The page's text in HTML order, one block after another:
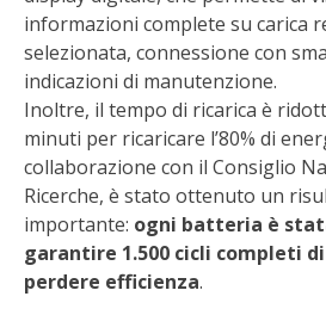
HUSQVARNA
ZAPI GARDEN
BENZA
ORTO BIO – TECNICHE DI
THERMACELL
informazioni complete su carica
selezionata, connessione con
indicazioni di manutenzione.
Inoltre, il tempo di ricarica è
minuti per ricaricare l’80% di
collaborazione con il Consiglio
Ricerche, è stato ottenuto un
importante: ogni batteria è
garantire 1.500 cicli completi
perdere efficienza.